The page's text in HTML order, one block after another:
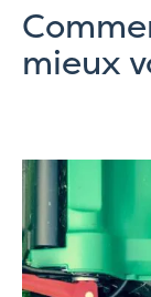
mieux